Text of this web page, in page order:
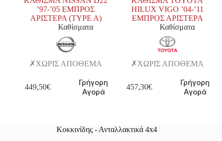
’97-’05 ΕΜΠΡΟΣ
ΑΡΙΣΤΕΡΑ (TYPE A)
Καθίσματα
ΧΩΡΙΣ ΑΠΟΘΕΜΑ
449,50€
Γρήγορη
Αγορά
HILUX VIGO ’04-’11
ΕΜΠΡΟΣ ΑΡΙΣΤΕΡΑ
Καθίσματα
ΧΩΡΙΣ ΑΠΟΘΕΜΑ
457,30€
Γρήγορη
Αγορά
Κοκκινίδης - Ανταλλακτικά 4x4